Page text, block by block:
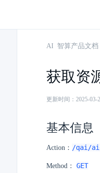
AI 智算产品文档
获取资
更新时间：2025-03-
基本信息
Action： /qai/
Method： GET